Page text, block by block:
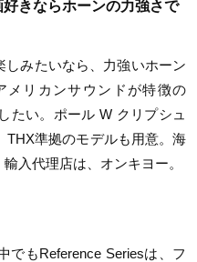
きならホーンの力強さで
みたいなら、力強いホーン
メリカンサウンドが特徴の
たい。ポール W クリプシュ
THX準拠のモデルも用意。海
入代理店は、オンキヨー。
でもReference Seriesは、フ